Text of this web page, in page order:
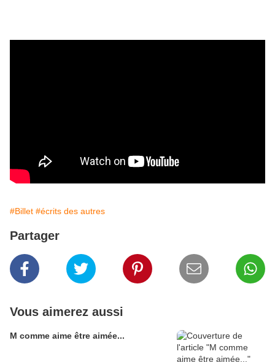
#Billet #écrits des autres
Partager
Vous aimerez aussi
M comme aime être aimée...